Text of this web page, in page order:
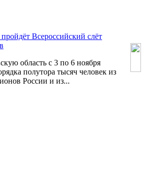
Всероссийский слёт
область с 3 по 6 ноября
полутора тысяч человек из
России и из...